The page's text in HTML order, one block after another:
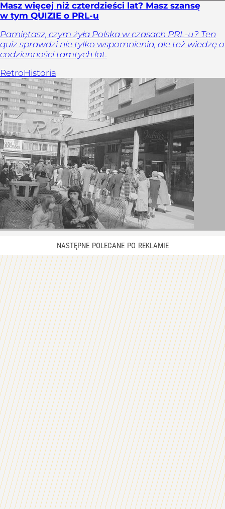
Masz więcej niż czterdzieści lat? Masz szansę
w tym QUIZIE o PRL-u
Pamiętasz, czym żyła Polska w czasach PRL-u? Ten
quiz sprawdzi nie tylko wspomnienia, ale też wiedzę o
codzienności tamtych lat.
RetroHistoria